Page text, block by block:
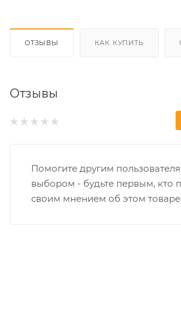
ОТЗЫВЫ КАК КУПИТЬ
Отзывы
Помогите другим
выбором - будьте первым, кто
своим мнением об этом товаре